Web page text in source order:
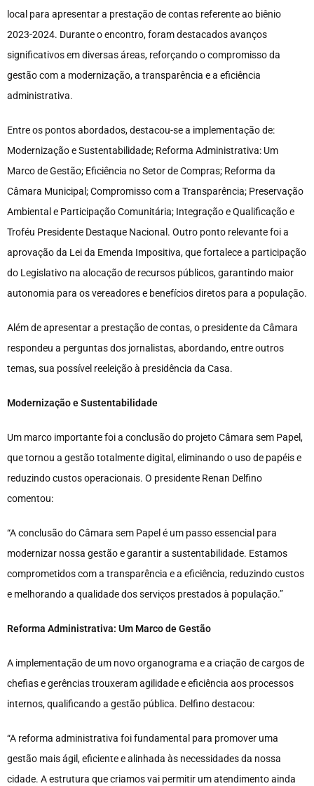
local para apresentar a prestação de contas referente ao biênio
2023-2024. Durante o encontro, foram destacados avanços
significativos em diversas áreas, reforçando o compromisso da
gestão com a modernização, a transparência e a eficiência
administrativa.
Entre os pontos abordados, destacou-se a implementação de:
Modernização e Sustentabilidade; Reforma Administrativa: Um
Marco de Gestão; Eficiência no Setor de Compras; Reforma da
Câmara Municipal; Compromisso com a Transparência; Preservação
Ambiental e Participação Comunitária; Integração e Qualificação e
Troféu Presidente Destaque Nacional. Outro ponto relevante foi a
aprovação da Lei da Emenda Impositiva, que fortalece a participação
do Legislativo na alocação de recursos públicos, garantindo maior
autonomia para os vereadores e benefícios diretos para a população.
Além de apresentar a prestação de contas, o presidente da Câmara
respondeu a perguntas dos jornalistas, abordando, entre outros
temas, sua possível reeleição à presidência da Casa.
Modernização e Sustentabilidade
Um marco importante foi a conclusão do projeto Câmara sem Papel,
que tornou a gestão totalmente digital, eliminando o uso de papéis e
reduzindo custos operacionais. O presidente Renan Delfino
comentou:
“A conclusão do Câmara sem Papel é um passo essencial para
modernizar nossa gestão e garantir a sustentabilidade. Estamos
comprometidos com a transparência e a eficiência, reduzindo custos
e melhorando a qualidade dos serviços prestados à população.”
Reforma Administrativa: Um Marco de Gestão
A implementação de um novo organograma e a criação de cargos de
chefias e gerências trouxeram agilidade e eficiência aos processos
internos, qualificando a gestão pública. Delfino destacou:
“A reforma administrativa foi fundamental para promover uma
gestão mais ágil, eficiente e alinhada às necessidades da nossa
cidade. A estrutura que criamos vai permitir um atendimento ainda